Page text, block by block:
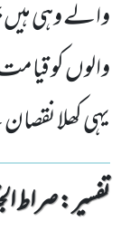
والے وہی ہیں
والوں کو
یہی کھلا
تفسیر : ‎صراط الجنان